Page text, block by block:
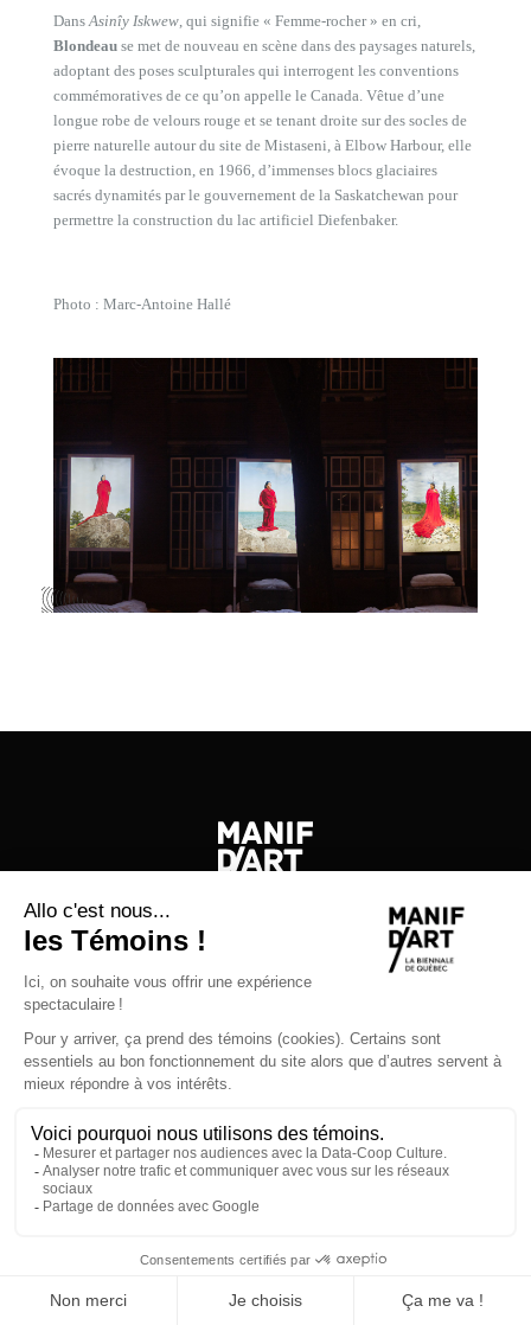
DansAsinîy Iskwew, qui signifie « Femme-rocher » en cri,
Blondeau se met de nouveau en scène dans des paysages naturels,
adoptant des poses sculpturales qui interrogent les conventions
commémoratives de ce qu’on appelle le Canada. Vêtue d’une
longue robe de velours rouge et se tenant droite sur des socles de
pierre naturelle autour du site de Mistaseni, à Elbow Harbour, elle
évoque la destruction, en 1966, d’immenses blocs glaciaires
sacrés dynamités par le gouvernement de la Saskatchewan pour
permettre la construction du lac artificiel Diefenbaker.
Photo : Marc-Antoine Hallé
Manif d'art
Québec (Québec) GIR IAI
Tel :418-524-1917/ Fax :418-524-2276
info@manifdart.org